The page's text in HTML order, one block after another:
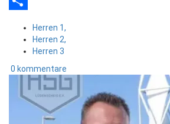
Herren 1,
Herren 2,
Herren 3
0 kommentare